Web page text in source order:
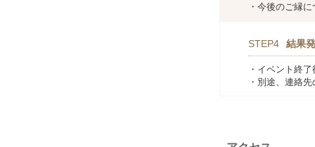
・今後のご縁
STEP4 結果
・イベント終
・別途、連絡